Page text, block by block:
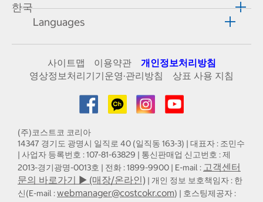
한국
Languages
사이트맵 이용약관
개인정보처리방침
영상정보처리기기운영·관리방침
상표 사용 지침
(주)코스트코 코리아
14347 경기도 광명시 일직로 40 (일직동 163-3) | 대표자 : 조민수
| 사업자 등록번호 : 107-81-63829 | 통신판매업 신고번호 : 제
2013-경기광명-0013호 | 전화 : 1899-9900 | E-mail : 고객센터
문의 바로가기 ▶ (매장/온라인) | 개인 정보 보호책임자 : 한
신(E-mail :webmanager@costcokr.com) | 호스팅제공자 :